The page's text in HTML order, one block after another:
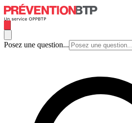
Posez une question...